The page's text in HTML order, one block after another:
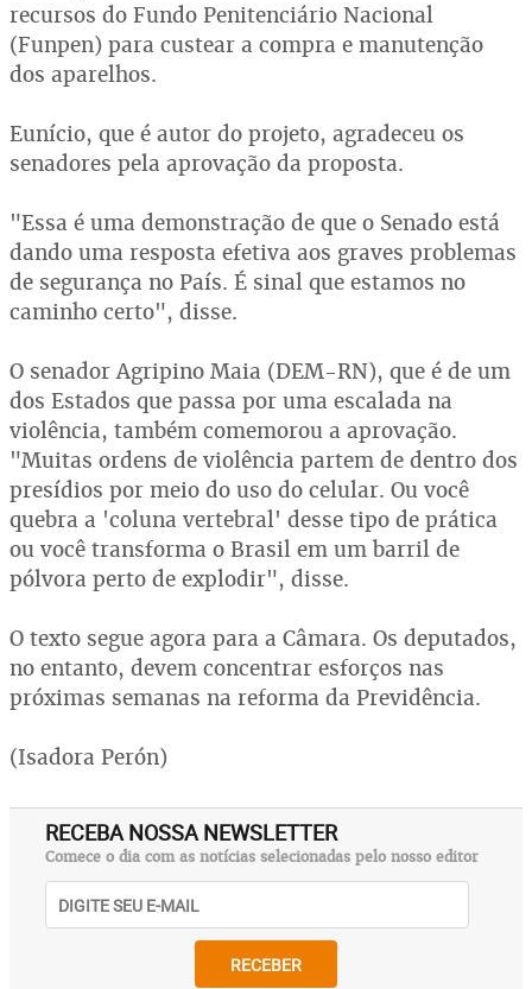
recursos do Fundo Penitenciário Nacional
(Funpen) para custear a compra e manutenção
dos aparelhos.
Eunício, que é autor do projeto, agradeceu os
senadores pela aprovação da proposta.
"Essa é uma demonstração de que o Senado está
dando uma resposta efetiva aos graves problemas
de segurança no País. É sinal que estamos no
caminho certo", disse.
O senador Agripino Maia (DEM-RN), que é de um
dos Estados que passa por uma escalada na
violência, também comemorou a aprovação.
"Muitas ordens de violência partem de dentro dos
presídios por meio do uso do celular. Ou você
quebra a 'coluna vertebral' desse tipo de prática
ou você transforma o Brasil em um barril de
pólvora perto de explodir", disse.
O texto segue agora para a Câmara. Os deputados,
no entanto, devem concentrar esforços nas
próximas semanas na reforma da Previdência.
(Isadora Perón)
RECEBA NOSSA NEWSLETTER
Comece o dia com as notícias selecionadas pelo nosso editor
RECEBER